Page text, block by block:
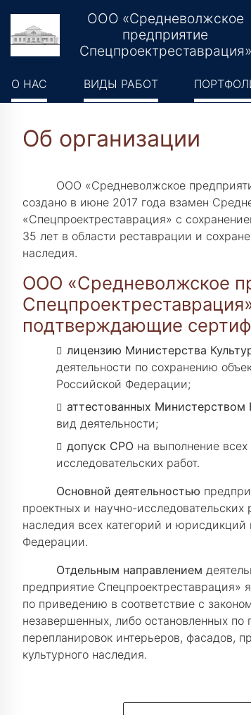
ООО «Средневолжское
предприятие
Спецпроектреставрация»
О НАС ВИДЫ РАБОТ
Об организации
ООО «Средневолжское
создано в июне 2017 года взамен
«Спецпроектреставрация» с
35 лет в области реставрации и
наследия.
ООО «Средневолжское
подтверждающие
лицензию Министерства
деятельности по сохранению
Российской Федерации;
аттестованных Министерством
вид деятельности;
допуск СРО на выполнение
исследовательских работ.
Основной деятельностью
проектных и научно-исследовательских
наследия всех категорий и юрисдикций
Федерации.
Отдельным направлением
предприятие Спецпроектреставрация»
по приведению в соответствие с
незавершенных, либо остановленных по
перепланировок интерьеров, фасадов,
культурного наследия.